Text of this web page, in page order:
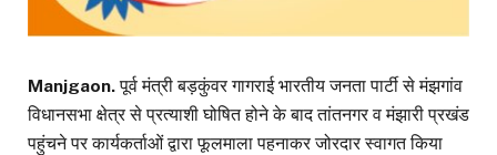
Manjgaon.पूर्व मंत्री बड़कुंवर गागराई भारतीय जनता पार्टी से मंझगांव
विधानसभा क्षेत्र से प्रत्याशी घोषित होने के बाद तांतनगर व मंझारी प्रखंड
पहुंचने पर कार्यकर्ताओं द्वारा फूलमाला पहनाकर जोरदार स्वागत किया